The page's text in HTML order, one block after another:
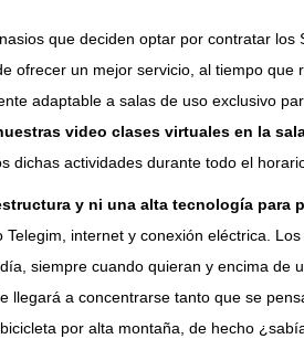
que deciden optar por contratar los
ofrecer un mejor servicio, al tiempo que
adaptable a salas de uso exclusivo
video clases virtuales en la
dichas actividades durante todo el
y ni una alta tecnología para
Telegim, internet y conexión eléctrica.
siempre cuando quieran y encima de
llegará a concentrarse tanto que se
por alta montaña, de hecho